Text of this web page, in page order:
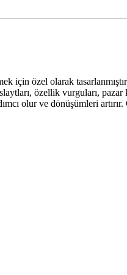
özel olarak
özellik vurguları,
olur ve dönüşümleri